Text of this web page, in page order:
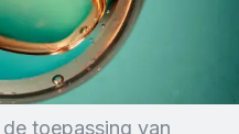
toepassing van